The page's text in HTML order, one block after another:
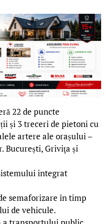
22 de puncte
și 3 treceri de pietoni cu
artere ale orașului –
București, Griviţa și
integrat
semaforizare în timp
de vehicule.